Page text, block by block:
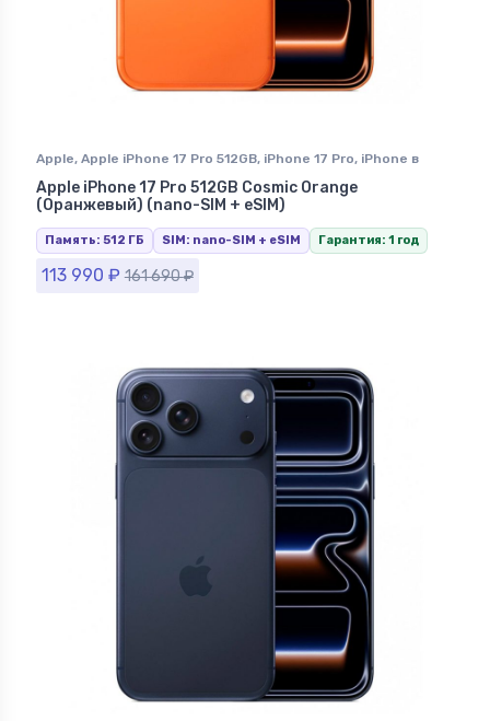
Apple, Apple iPhone 17 Pro 512GB, iPhone 17 Pro, iPhone в
Ставрополе
Apple iPhone 17 Pro 512GB Cosmic Orange
(Оранжевый) (nano-SIM + eSIM)
Память: 512 ГБ SIM: nano-SIM + eSIM Гарантия: 1 год
113 990 ₽ 161 690₽